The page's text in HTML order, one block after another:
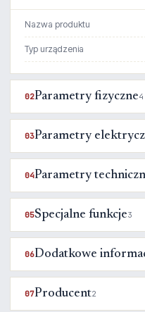
Nazwa produktu
Typ urządzenia
02Parametry fizyczne4
03Parametry
04Parametry
05Specjalne funkcje3
06Dodatkowe
07Producent2